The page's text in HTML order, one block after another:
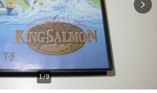
1/9